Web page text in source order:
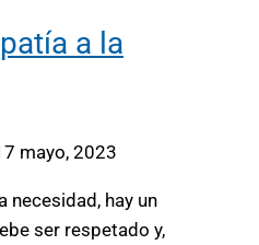
a la
mayo, 2023
necesidad, hay un
ser respetado y,